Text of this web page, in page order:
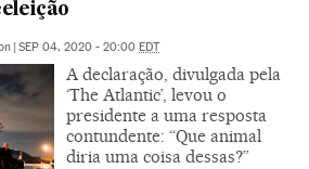
SEP 04, 2020 - 20:00 EDT
A declaração, divulgada pela
‘The Atlantic’, levou o
presidente a uma resposta
contundente: “Que animal
diria uma coisa dessas?”